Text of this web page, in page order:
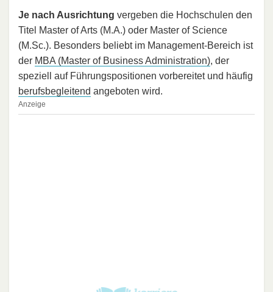
Je nach Ausrichtung vergeben die Hochschulen den
Titel Master of Arts (M.A.) oder Master of Science
(M.Sc.). Besonders beliebt im Management-Bereich ist
der MBA (Master of Business Administration), der
speziell auf Führungspositionen vorbereitet und häufig
berufsbegleitend angeboten wird.
Anzeige